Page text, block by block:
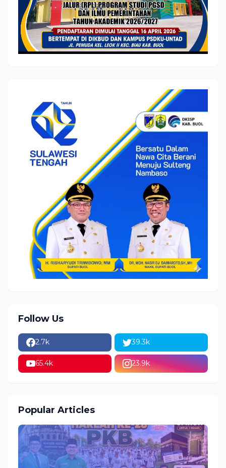
Follow Us
2.7k 39.3k
65.4k 23.9k
Popular Articles